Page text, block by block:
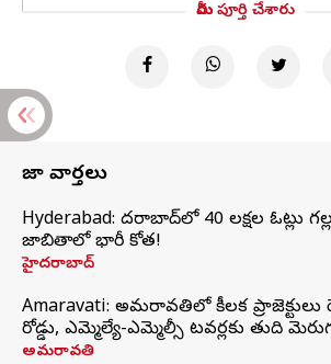
మీరు పూర్తి చేశారు
తాజా వార్తలు
Hyderabad: హైదరాబాద్‌లో 40 లక్షల ఓట్లు
జాబితాలో భారీ కోత!
హైదరాబాద్
Amaravati: అమరావతిలో కీలక
రోడ్డు, ఎమ్మెల్యే-ఎమ్మెల్సీ టవర్లకు తుది
అమరావతి